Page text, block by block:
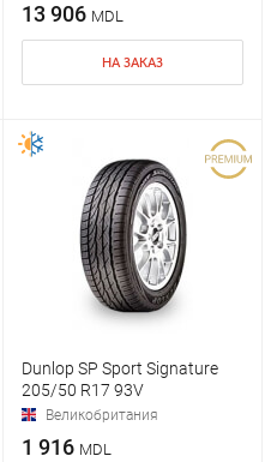
13 906 MDL
НА ЗАКАЗ
Dunlop SP Sport Signature
205/50 R17 93V
Великобритания
1 916 MDL